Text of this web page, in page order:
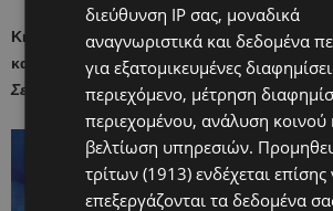
Κι όμως, η αναμονή συνεχίζεται. Το
και επίμονο:
Σε αυτή τη χώρα, ακούει κανείς;
διεύθυνση IP σας, μοναδικά
αναγνωριστικά και δεδομένα
για εξατομικευμένες
περιεχόμενο, μέτρηση
περιεχομένου, ανάλυση κοινού
βελτίωση υπηρεσιών.
τρίτων (1913) ενδέχεται επίσης
επεξεργάζονται τα δεδομένα